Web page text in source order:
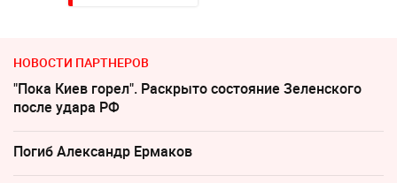
НОВОСТИ ПАРТНЕРОВ
"Пока Киев горел". Раскрыто состояние Зеленского
после удара РФ
Погиб Александр Ермаков